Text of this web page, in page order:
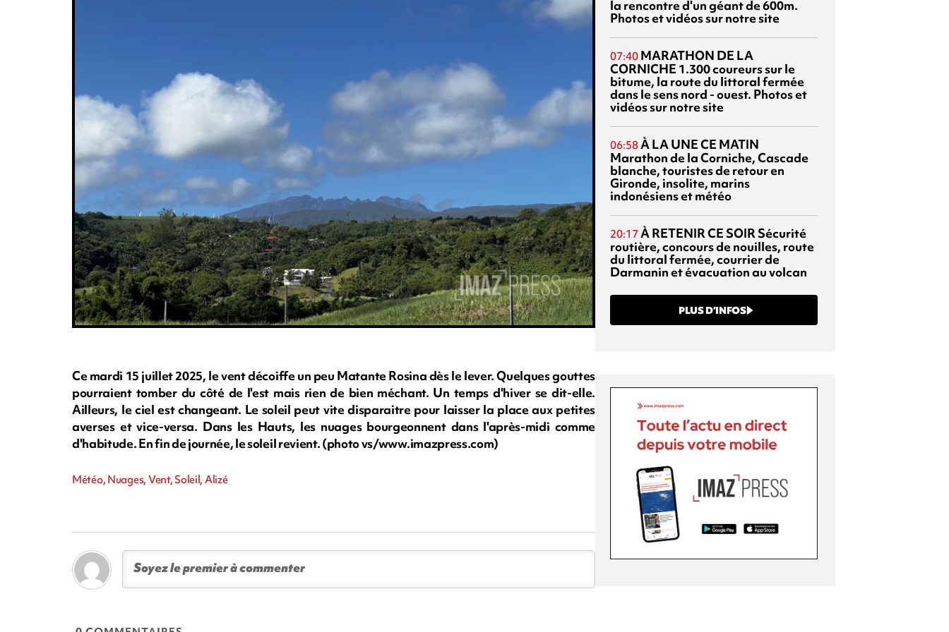
Ce mardi 15 juillet 2025, le vent décoiffe un peu Matante Rosina dès le lever. Quelques gouttes
pourraient tomber du côté de l'est mais rien de bien méchant. Un temps d'hiver se dit-elle.
Ailleurs, le ciel est changeant. Le soleil peut vite disparaitre pour laisser la place aux petites
averses et vice-versa. Dans les Hauts, les nuages bourgeonnent dans l'après-midi comme
d'habitude. En fin de journée, le soleil revient. (photo vs/www.imazpress.com)
Météo, Nuages, Vent, Soleil, Alizé
la rencontre d'un géant de 600m.
Photos et vidéos sur notre site
07:40 MARATHON DE LA
CORNICHE 1.300 coureurs sur le
bitume, la route du littoral fermée
dans le sens nord - ouest. Photos et
vidéos sur notre site
06:58À LA UNE CE MATIN
Marathon de la Corniche, Cascade
blanche, touristes de retour en
Gironde, insolite, marins
indonésiens et météo
20:17 À RETENIR CE SOIR Sécurité
routière, concours de nouilles, route
du littoral fermée, courrier de
Darmanin et évacuation au volcan
PLUS D’INFOS